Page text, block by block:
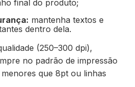
final do produto;
mantenha textos e
dentro dela.
(250–300 dpi),
no padrão de impressão
que 8pt ou linhas